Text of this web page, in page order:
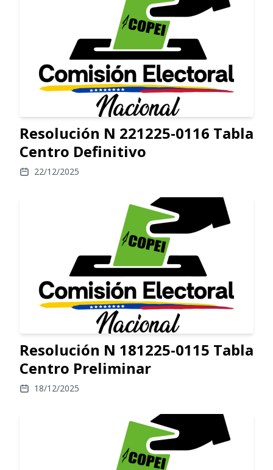
Resolución N 221225-0116 Tabla
Centro Definitivo
22/12/2025
Resolución N 181225-0115 Tabla
Centro Preliminar
18/12/2025